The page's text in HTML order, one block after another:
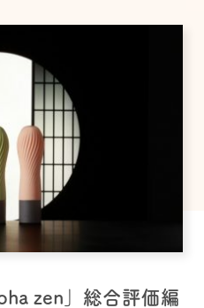
zen」総合評価編